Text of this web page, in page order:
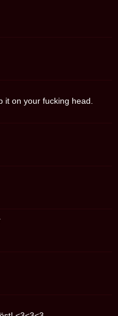
it on your fucking head.